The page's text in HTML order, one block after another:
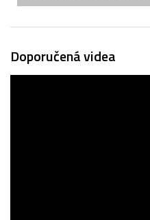
Doporučená videa